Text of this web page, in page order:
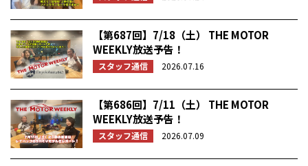
【第687回】7/18（土） THE MOTOR
WEEKLY放送予告！
スタッフ通信 2026.07.16
【第686回】7/11（土） THE MOTOR
WEEKLY放送予告！
スタッフ通信 2026.07.09